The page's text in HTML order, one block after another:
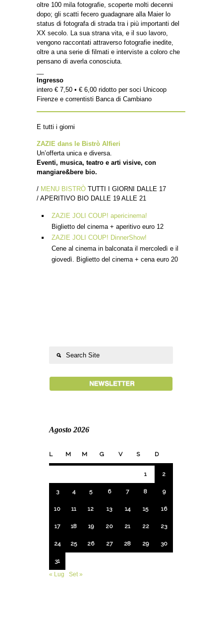
oltre 100 mila fotografie, scoperte molti decenni
dopo; gli scatti fecero guadagnare alla Maier lo
status di fotografa di strada tra i più importanti del
XX secolo. La sua strana vita, e il suo lavoro,
vengono raccontati attraverso fotografie inedite,
oltre a una serie di filmati e interviste a coloro che
pensano di averla conosciuta.
Ingresso
intero € 7,50 • € 6,00 ridotto per soci Unicoop
Firenze e correntisti Banca di Cambiano
E tutti i giorni
ZAZIE dans le Bistrò Alfieri
Un’offerta unica e diversa.
Eventi, musica, teatro e arti visive, con
mangiare&bere bio.
/ MENU BISTRÒ TUTTI I GIORNI DALLE 17
/ APERITIVO BIO DALLE 19 ALLE 21
ZAZIE JOLI COUP! apericinema!
Biglietto del cinema + aperitivo euro 12
ZAZIE JOLI COUP! DinnerShow!
Cene al cinema in balconata il mercoledì e il
giovedì. Biglietto del cinema + cena euro 20
Agosto 2026
L M M G V S D
1 2
3 4 5 6 7 8 9
10 11 12 13 14 15 16
17 18 19 20 21 22 23
24 25 26 27 28 29 30
31
« Lug
Set »